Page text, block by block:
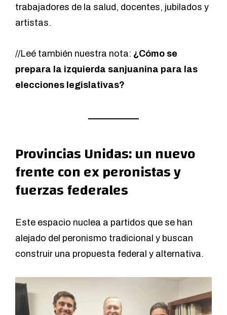
trabajadores de la salud, docentes, jubilados y
artistas.
//Leé también nuestra nota: ¿Cómo se
prepara la izquierda sanjuanina para las
elecciones legislativas?
Provincias Unidas: un nuevo
frente con ex peronistas y
fuerzas federales
Este espacio nuclea a partidos que se han
alejado del peronismo tradicional y buscan
construir una propuesta federal y alternativa.